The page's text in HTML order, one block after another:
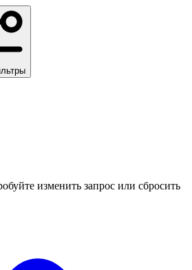
изменить запрос или сбросить